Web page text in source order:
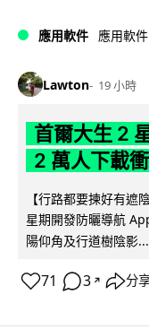
應用軟件 應用軟件
Lawton 19 小時
首爾大生 2
2 萬人下載
【行路都要揀好有
星期開發防曬導航
陽仰角及行道樹陰影...
71 3 ↗ 分